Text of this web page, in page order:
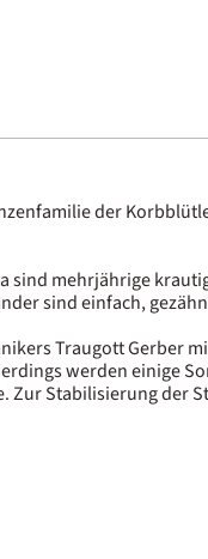
der
sind mehrjährige
sind einfach,
Traugott Gerber
werden einige
Stabilisierung der